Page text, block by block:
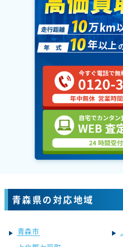
青森県の対応地域
青森市